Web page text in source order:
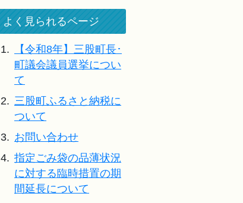
よく見られるページ
1.
【令和8年】三股町長･
町議会議員選挙につい
て
2. 三股町ふるさと納税に
ついて
3. お問い合わせ
4. 指定ごみ袋の品薄状況
に対する臨時措置の期
間延長について